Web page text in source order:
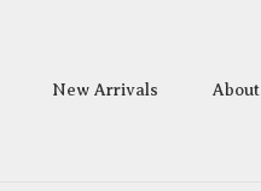
New Arrivals About